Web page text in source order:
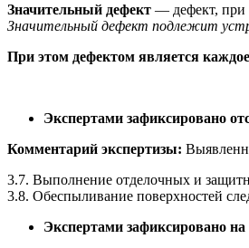
Значительный дефект — дефект, при
Значительный дефект подлежит
При этом дефектом является
Экспертами зафиксировано
Комментарий экспертизы:
3.7. Выполнение отделочных и
3.8. Обеспыливание поверхностей
Экспертами зафиксировано